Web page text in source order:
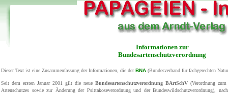
Informationen zur
Bundesartenschutzverordnung
Dieser Text ist eine Zusammenfassung der Informationen, die derBNA (Bundesverband für fachgerechten
Seit dem ersten Januar 2001 gilt die neue Bundesartenschutzverordnung BArtSchV (Verordnung
Artenschutzes sowie zur Änderung der Psittakoseverordnung und der Bundeswildschutzverordnung),